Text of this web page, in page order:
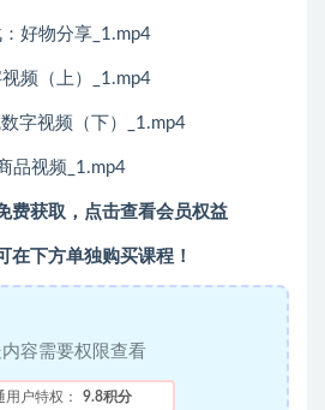
好物分享_1.mp4
频（上）_1.mp4
字视频（下）_1.mp4
品视频_1.mp4
费获取，点击查看会员权益
在下方单独购买课程！
内容需要权限查看
用户特权： 9.8积分